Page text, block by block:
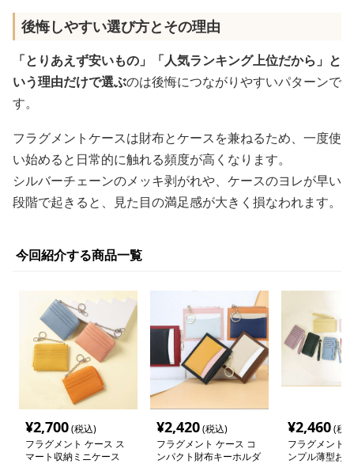
後悔しやすい選び方とその理由
「とりあえず安いもの」「人気ランキング上位だから」と
いう理由だけで選ぶのは後悔につながりやすいパターンで
す。
フラグメントケースは財布とケースを兼ねるため、一度使
い始めると日常的に触れる頻度が高くなります。
シルバーチェーンのメッキ剥がれや、ケースのヨレが早い
段階で起きると、見た目の満足感が大きく損なわれます。
今回紹介する商品一覧
¥2,700(税込)
フラグメント ケース ス
マート収納ミニケース
¥2,420(税込)
フラグメント ケース コ
ンパクト財布キーホルダ
¥2,460(税
フラグメント
ンプル薄型お